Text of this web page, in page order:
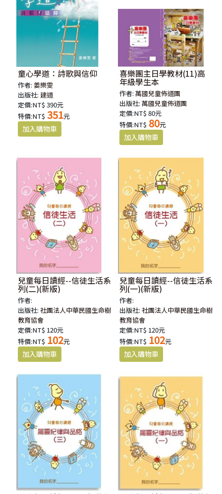
童心學道：詩歌與信仰
作者: 姜樂雯
出版社: 建道
定價:NT$ 390元
特價:NT$ 351元
喜樂團主日學教材(11)高
年級學生本
作者:萬國兒童佈道團
出版社:萬國兒童佈道團
定價:NT$ 80元
特價:NT$ 80元
兒童每日讀經--信徒生活系
列(二)(新版)
作者:
出版社:社團法人中華民國生命樹
教育協會
定價:NT$ 120元
特價:NT$ 102元
兒童每日讀經--信徒生活系
列(一)(新版)
作者:
出版社:社團法人中華民國生命樹
教育協會
定價:NT$ 120元
特價:NT$ 102元